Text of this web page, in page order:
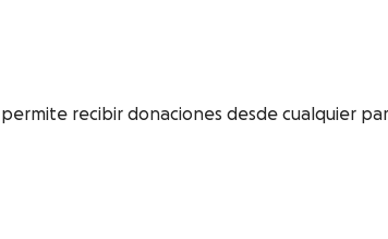
recibir donaciones desde cualquier